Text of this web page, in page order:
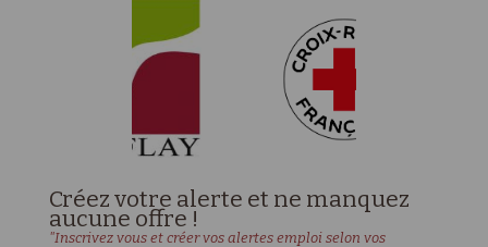
Créez votre alerte et ne manquez
aucune offre !
"Inscrivez vous et créer vos alertes emploi selon vos